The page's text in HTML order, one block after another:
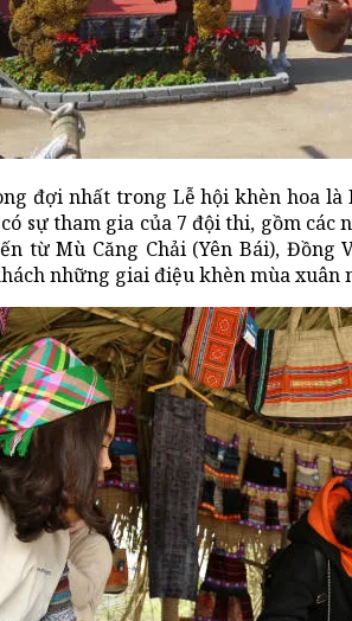
đợi nhất trong Lễ hội khèn hoa
sự tham gia của 7 đội thi, gồm các
từ Mù Căng Chải (Yên Bái), Đồng
những giai điệu khèn mùa xuân